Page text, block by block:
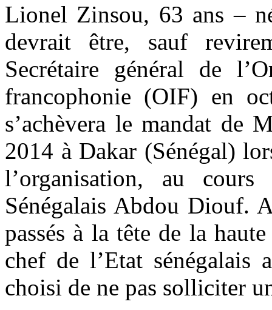
Lionel Zinsou, 63 ans –
devrait être, sauf
Secrétaire général de
francophonie (OIF) en
s’achèvera le mandat de
2014 à Dakar (Sénégal)
l’organisation, au
Sénégalais Abdou Diouf.
passés à la tête de la
chef de l’Etat sénégalais
choisi de ne pas solliciter